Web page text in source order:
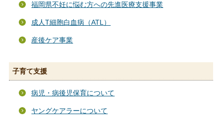
福岡県不妊に悩む方への先進医療支援事業
成人T細胞白血病（ATL）
産後ケア事業
子育て支援
病児・病後児保育について
ヤングケアラーについて